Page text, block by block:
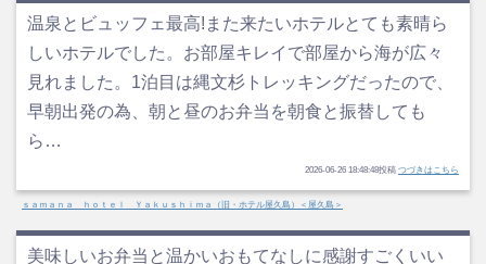
温泉とビュッフェ最高!また来たいホテルとても素晴ら
しいホテルでした。お部屋キレイで部屋から海が広々
見れました。1泊目は縄文杉トレッキングだったので、
早朝出発の為、朝と昼のお弁当を朝食と振替しても
ら…
2026-06-26 18:48:48投稿 つづきはこちら
ｓａｍａｎａ ｈｏｔｅｌ Ｙａｋｕｓｈｉｍａ（旧・ホテル屋久島）＜屋久島＞
美味しいお弁当と温かいおもてなしに感謝すごくいい